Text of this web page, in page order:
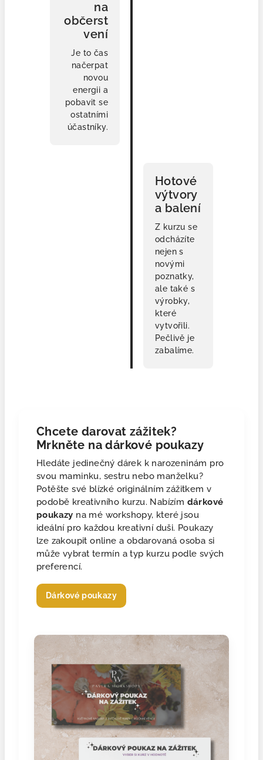
na
občerst
vení
Je to čas
načerpat
novou
energii a
pobavit se
ostatními
účastníky.
🎁
Hotové
výtvory
a balení
Z kurzu se
odcházíte
nejen s
novými
poznatky,
ale také s
výrobky,
které
vytvořili.
Pečlivě je
zabalíme.
Chcete darovat zážitek?
Mrkněte na dárkové poukazy
Hledáte jedinečný dárek k narozeninám pro
svou maminku, sestru nebo manželku?
Potěšte své blízké originálním zážitkem v
podobě kreativního kurzu. Nabízím dárkové
poukazy na mé workshopy, které jsou
ideální pro každou kreativní duši. Poukazy
lze zakoupit online a obdarovaná osoba si
může vybrat termín a typ kurzu podle svých
preferencí.
Dárkové poukazy